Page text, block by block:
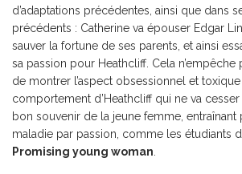
d’adaptations précédentes, ainsi que dans
précédents : Catherine va épouser Edgar
sauver la fortune de ses parents, et ainsi
sa passion pour Heathcliff. Cela n’empêche
de montrer l’aspect obsessionnel et
comportement d’Heathcliff qui ne va
bon souvenir de la jeune femme, entraînant
maladie par passion, comme les étudiants
Promising young woman